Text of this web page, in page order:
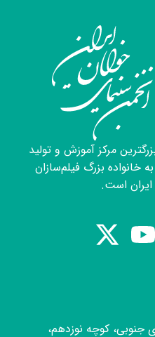
جنوبی، کوچه نوزدهم،
مرکز آموزش و تولید
خانواده بزرگ فیلم‌سازان
ایران است.